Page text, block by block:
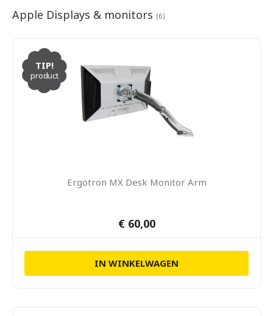
Apple Displays & monitors (6)
TIP!
product
Ergotron MX Desk Monitor Arm
€ 60,00
IN WINKELWAGEN